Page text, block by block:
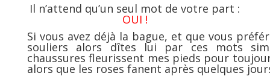
Il n’attend qu’un seul mot de votre part :
OUI !
Si vous avez déjà la bague, et que vous
souliers alors dîtes lui par ces mots
chaussures fleurissent mes pieds pour
alors que les roses fanent après quelques